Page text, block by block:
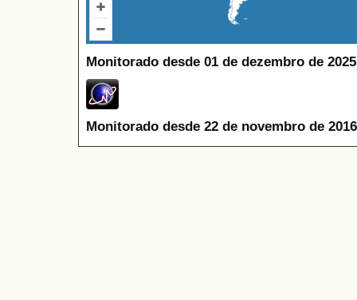
Monitorado desde 01 de dezembro de
Monitorado desde 22 de novembro de